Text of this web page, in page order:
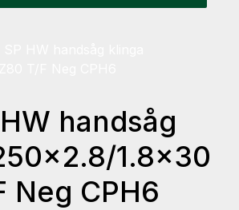
handsåg
1.8×30
Neg CPH6